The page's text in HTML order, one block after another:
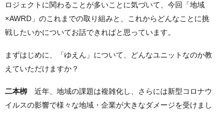
ロジェクトに関わることが多いことに気づいて、今回「地域
×AWRD」のこれまでの取り組みと、これからどんなことに挑
戦したいかについてお話できればと思っています。
まずはじめに、「ゆえん」について、どんなユニットなのか教
えていただけますか？
二本栁 近年、地域の課題は複雑化し、さらには新型コロナウ
イルスの影響で様々な地域・企業が大きなダメージを受けまし